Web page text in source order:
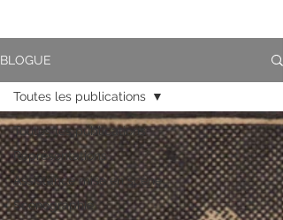
BLOGUE
Toutes les publications
Représentations
Assistance mise en scène
Scénographie
Toutes les publications